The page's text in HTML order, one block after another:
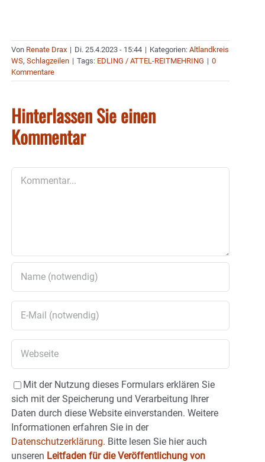
Von Renate Drax | Di. 25.4.2023 - 15:44 | Kategorien: Altlandkreis
WS, Schlagzeilen | Tags: EDLING / ATTEL-REITMEHRING | 0
Kommentare
Hinterlassen Sie einen
Kommentar
Mit der Nutzung dieses Formulars erklären Sie
sich mit der Speicherung und Verarbeitung Ihrer
Daten durch diese Website einverstanden. Weitere
Informationen erfahren Sie in der
Datenschutzerklärung. Bitte lesen Sie hier auch
unseren Leitfaden für die Veröffentlichung von